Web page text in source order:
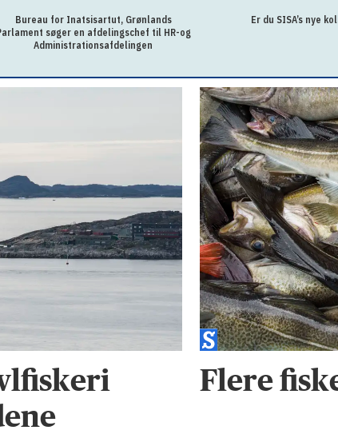
Bureau for Inatsisartut, Grønlands
søger en afdelingschef til HR-og
Administrationsafdelingen
Er du SISA’s nye
Flere